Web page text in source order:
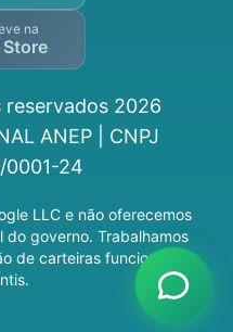
na
2026
ANEP | CNPJ
0001-24
LLC e não oferecemos
do governo. Trabalhamos
de carteiras funcionais e